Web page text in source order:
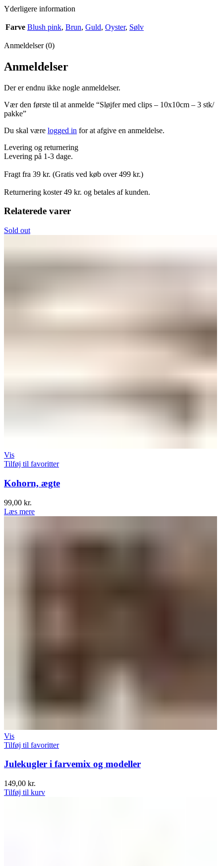
Yderligere information
Farve Blush pink, Brun, Guld, Oyster, Sølv
Anmeldelser (0)
Anmeldelser
Der er endnu ikke nogle anmeldelser.
Vær den første til at anmelde “Sløjfer med clips – 10x10cm – 3 stk/
pakke”
Du skal være logged in for at afgive en anmeldelse.
Levering og returnering
Levering på 1-3 dage.
Fragt fra 39 kr. (Gratis ved køb over 499 kr.)
Returnering koster 49 kr. og betales af kunden.
Relaterede varer
Sold out
Vis
Tilføj til favoritter
Kohorn, ægte
99,00 kr.
Læs mere
Vis
Tilføj til favoritter
Julekugler i farvemix og modeller
149,00 kr.
Tilføj til kurv